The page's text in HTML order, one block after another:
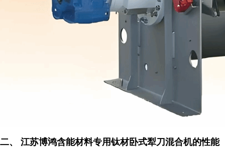
二、 江苏博鸿含能材料专用钛材卧式犁刀混合机的性能